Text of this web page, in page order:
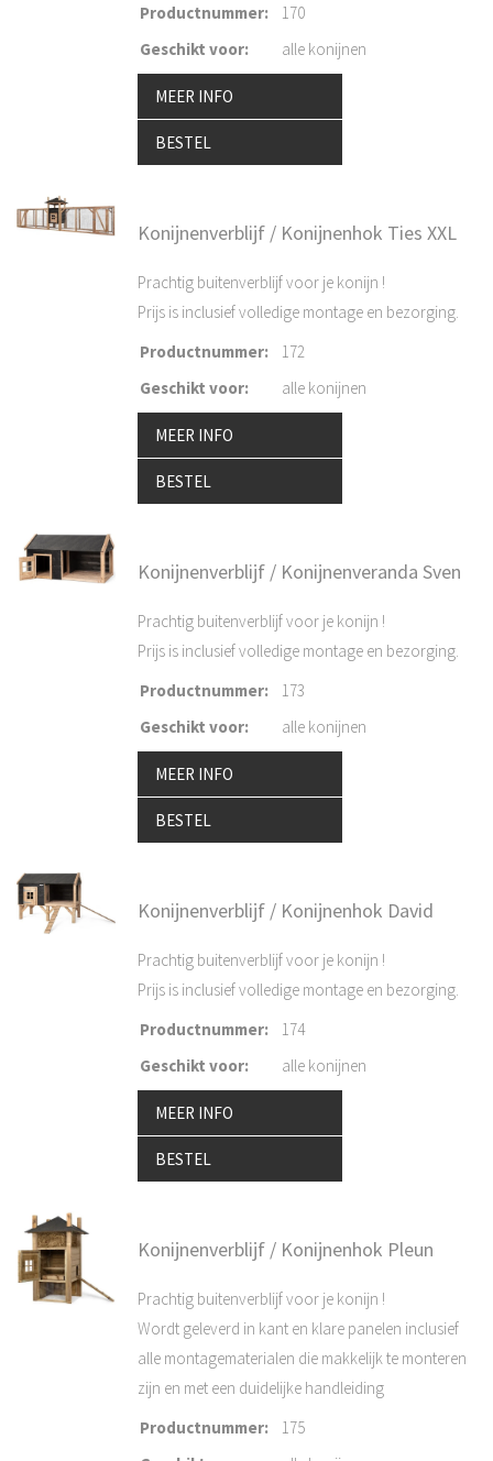
Productnummer:
170
Geschikt voor: alle konijnen
MEER INFO
BESTEL
Konijnenverblijf / Konijnenhok Ties XXL
Prachtig buitenverblijf voor je konijn !
Prijs is inclusief volledige montage en bezorging.
Productnummer:
172
Geschikt voor: alle konijnen
MEER INFO
BESTEL
Konijnenverblijf / Konijnenveranda Sven
Prachtig buitenverblijf voor je konijn !
Prijs is inclusief volledige montage en bezorging.
Productnummer:
173
Geschikt voor: alle konijnen
MEER INFO
BESTEL
Konijnenverblijf / Konijnenhok David
Prachtig buitenverblijf voor je konijn !
Prijs is inclusief volledige montage en bezorging.
Productnummer:
174
Geschikt voor: alle konijnen
MEER INFO
BESTEL
Konijnenverblijf / Konijnenhok Pleun
Prachtig buitenverblijf voor je konijn !
Wordt geleverd in kant en klare panelen inclusief
alle montagematerialen die makkelijk te monteren
zijn en met een duidelijke handleiding
Productnummer:
175